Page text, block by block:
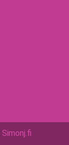
Simonj.fi